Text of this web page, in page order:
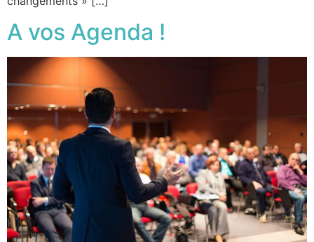
A vos Agenda !